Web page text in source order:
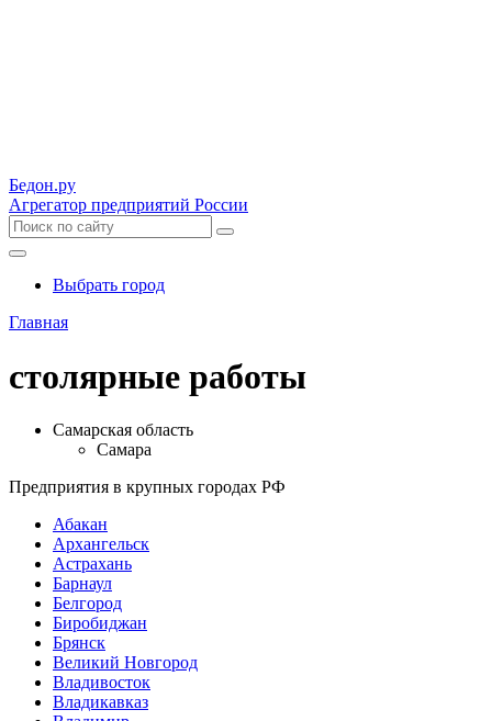
Бедон.ру
Агрегатор предприятий России
Выбрать город
Главная
столярные работы
Самарская область
Самара
Предприятия в крупных городах РФ
Абакан
Архангельск
Астрахань
Барнаул
Белгород
Биробиджан
Брянск
Великий Новгород
Владивосток
Владикавказ